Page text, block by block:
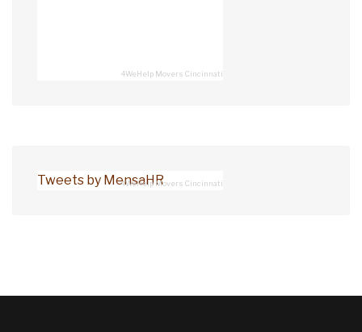
4WeHelp Movers Cincinnati
Tweets by MensaHR4WeHelp Movers Cincinnati